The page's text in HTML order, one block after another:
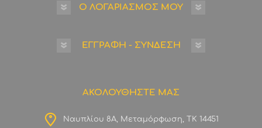
Ο ΛΟΓΑΡΙΑΣΜΟΣ ΜΟΥ
ΕΓΓΡΑΦΗ - ΣΥΝΔΕΣΗ
ΑΚΟΛΟΥΘΗΣΤΕ ΜΑΣ
Ναυπλίου 8Α, Μεταμόρφωση, ΤΚ 14451